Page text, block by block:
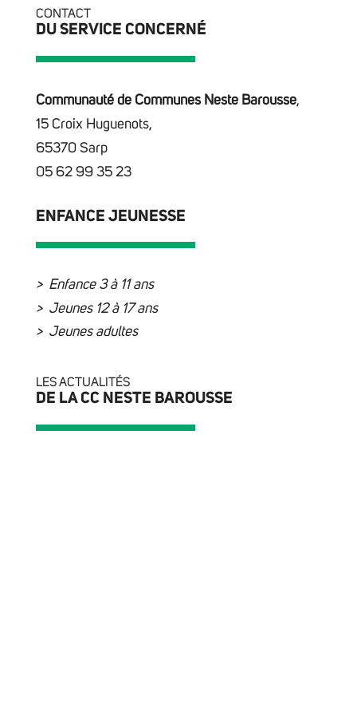
CONTACT
DU SERVICE CONCERNÉ
Communauté de Communes Neste Barousse,
15 Croix Huguenots,
65370 Sarp
05 62 99 35 23
ENFANCE JEUNESSE
Enfance 3 à 11 ans
Jeunes 12 à 17 ans
Jeunes adultes
LES ACTUALITÉS
DE LA CC NESTE BAROUSSE